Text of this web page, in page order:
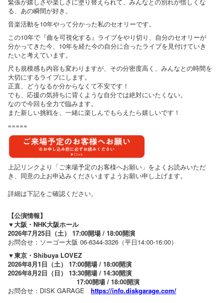
る、あの瞬間が好き。
音楽活動を10年やって分かった私のセオリーです。
この10年で『曲を可視化する』ライブをやり切り、自分のセオリーが
分かってきた今、10年を経た今の自分に合ったライブを見付けていき
たいと考えています。
尺も規模感も内容も変わりますが、その分密度高く、みんなとの時間を
大切にするライブにします。
正直、どうなるか分からなくて不安です！
でも、応援の気持ちに背くような自分では絶対にいたくない。
なので今回も全力で臨みます。
また新しい挑戦を、一緒に楽しんでもらえたら嬉しいです！
=====
上記リンクより「ご来場予定のお客様へお願い」をよくお読みいただ
き、同意の上お申込みくださいますようお願い申し上げます。
詳細は下記をご確認ください。
【公演情報】
▼大阪・NHK大阪ホール
2026年7月25日（土） 17:00開場 / 18:00開演
お問合せ：ソーゴー大阪 06-6344-3326（平日14:00-16:00）
▼東京・Shibuya LOVEZ
2026年8月1日（土） 17:00開場 / 18:00開演
2026年8月2日（日） 13:30開場 / 14:30開演
17:00開場 / 18:00開演
お問合せ：DISK GARAGE https://info.diskgarage.com/